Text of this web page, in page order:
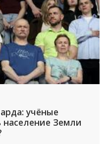
учёные
население Земли